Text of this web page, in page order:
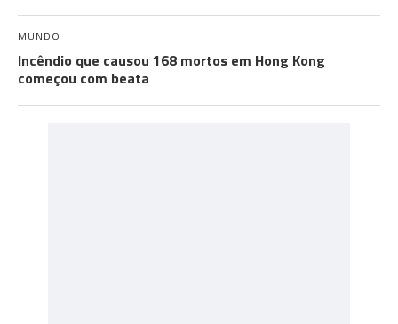
MUNDO
Incêndio que causou 168 mortos em Hong Kong
começou com beata